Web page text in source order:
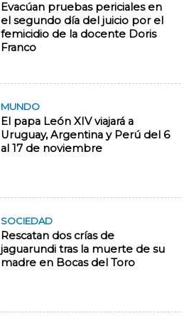
Evacúan pruebas periciales en
el segundo día del juicio por el
femicidio de la docente Doris
Franco
MUNDO
El papa León XIV viajará a
Uruguay, Argentina y Perú del 6
al 17 de noviembre
SOCIEDAD
Rescatan dos crías de
jaguarundi tras la muerte de su
madre en Bocas del Toro